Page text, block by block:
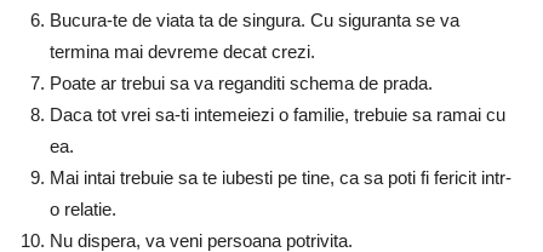
Bucura-te de viata ta de singura. Cu siguranta se va
termina mai devreme decat crezi.
Poate ar trebui sa va reganditi schema de prada.
Daca tot vrei sa-ti intemeiezi o familie, trebuie sa ramai cu
ea.
Mai intai trebuie sa te iubesti pe tine, ca sa poti fi fericit intr-
o relatie.
Nu dispera, va veni persoana potrivita.